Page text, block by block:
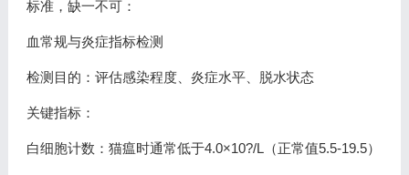
标准，缺一不可：
血常规与炎症指标检测
检测目的：评估感染程度、炎症水平、脱水状态
关键指标：
白细胞计数：猫瘟时通常低于4.0×10?/L（正常值5.5-19.5）